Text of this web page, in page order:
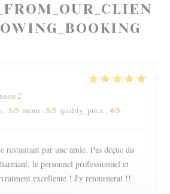
2
: 5/5 menu : 5/5 quality_price : 4/5
restaurant par une amie. Pas déçue du
le personnel professionnel et
excellente ! J'y retournerai !!